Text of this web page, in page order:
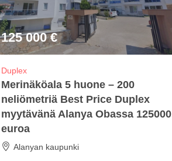
125 000 €
Duplex
Merinäköala 5 huone – 200
neliömetriä Best Price Duplex
myytävänä Alanya Obassa 125000
euroa
Alanyan kaupunki